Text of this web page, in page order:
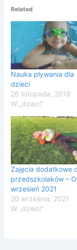
Related
Nauka pływania dla
dzieci
26 listopada, 2018
W „dzieci"
Zajęcia dodatkowe
przedszkolaków –
wrzesień 2021
20 września, 2021
W „dzieci"